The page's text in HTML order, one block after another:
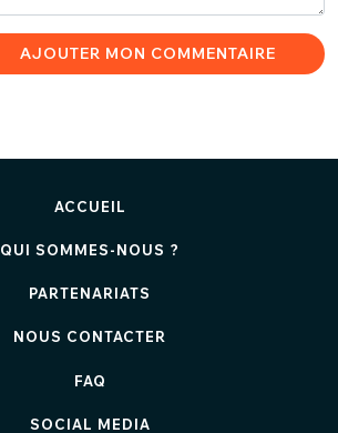
AJOUTER MON COMMENTAIRE
ACCUEIL
QUI SOMMES-NOUS ?
PARTENARIATS
NOUS CONTACTER
FAQ
SOCIAL MEDIA